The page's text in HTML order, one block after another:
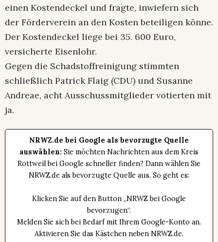
einen Kostendeckel und fragte, inwiefern sich
der Förderverein an den Kosten beteiligen könne.
Der Kostendeckel liege bei 35. 600 Euro,
versicherte Eisenlohr.
Gegen die Schadstoffreinigung stimmten
schließlich Patrick Flaig (CDU) und Susanne
Andreae, acht Ausschussmitglieder votierten mit
ja.
NRWZ.de bei Google als bevorzugte Quelle
auswählen: Sie möchten Nachrichten aus dem Kreis
Rottweil bei Google schneller finden? Dann wählen Sie
NRWZ.de als bevorzugte Quelle aus. So geht es:
Klicken Sie auf den Button „NRWZ bei Google
bevorzugen“.
Melden Sie sich bei Bedarf mit Ihrem Google-Konto an.
Aktivieren Sie das Kästchen neben NRWZ.de.